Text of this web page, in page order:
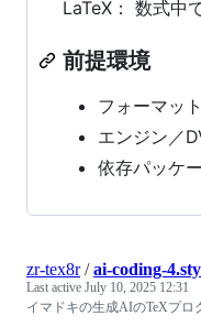
LaTeX： 数式中
前提環境
フォーマッ
エンジン／
依存パッケ
zr-tex8r/ai-coding-4.sty
Last active July 10, 2025 12:31
イマドキの生成AIのTeXプ